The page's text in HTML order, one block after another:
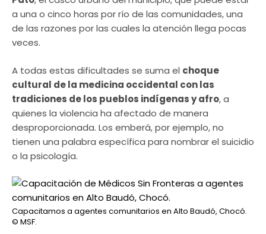
a una o cinco horas por río de las comunidades, una
de las razones por las cuales la atención llega pocas
veces.
A todas estas dificultades se suma el choque
cultural de la medicina occidental con las
tradiciones de los pueblos indígenas y afro, a
quienes la violencia ha afectado de manera
desproporcionada. Los emberá, por ejemplo, no
tienen una palabra específica para nombrar el suicidio
o la psicología.
Capacitamos a agentes comunitarios en Alto Baudó, Chocó.
© MSF.